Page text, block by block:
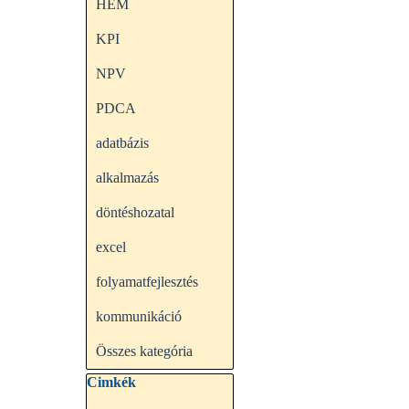
HEM
KPI
NPV
PDCA
adatbázis
alkalmazás
döntéshozatal
excel
folyamatfejlesztés
kommunikáció
Összes kategória
Kihagy blokk Cimkék
Cimkék